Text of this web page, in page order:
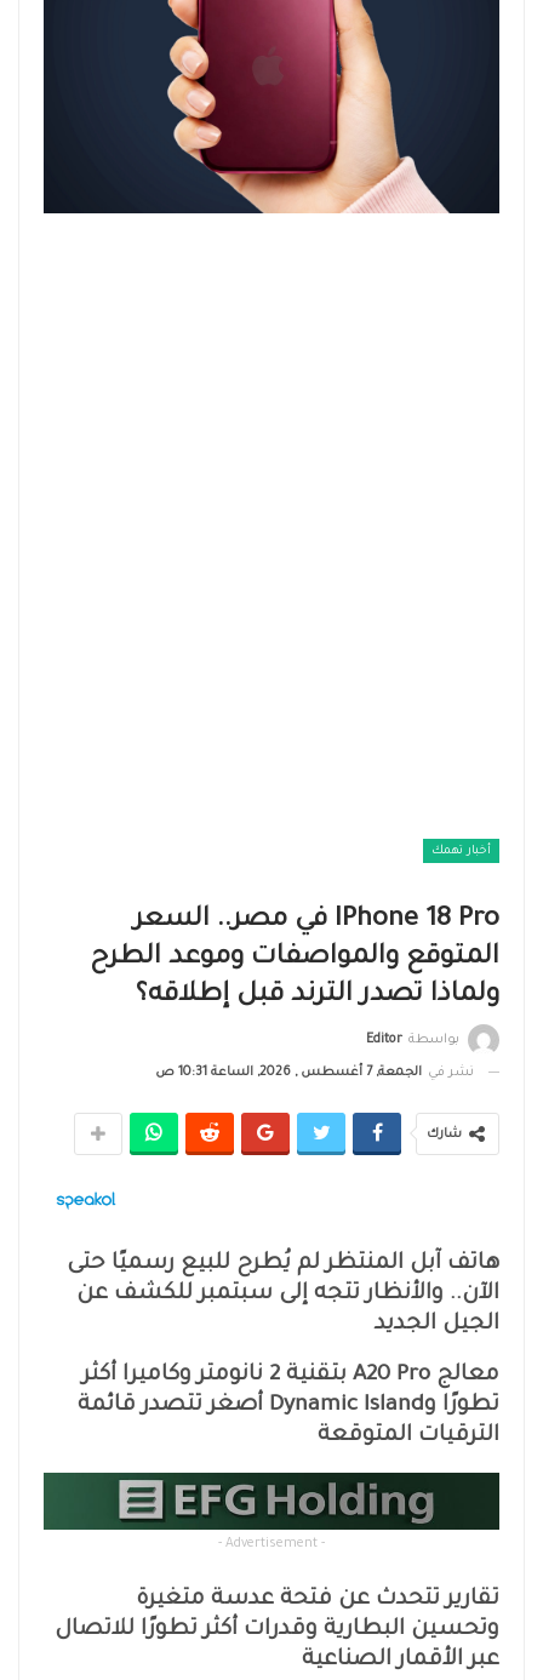
أخبار تهمك
IPhone 18 Pro في مصر.. السعر
المتوقع والمواصفات وموعد الطرح
ولماذا تصدر الترند قبل إطلاقه؟
بواسطة Editor
نشر في الجمعة, 7 أغسطس , 2026, الساعة 10:31 ص
شارك
هاتف آبل المنتظر لم يُطرح للبيع رسميًا حتى
الآن.. والأنظار تتجه إلى سبتمبر للكشف عن
الجيل الجديد
معالج A20 Pro بتقنية 2 نانومتر وكاميرا أكثر
تطورًا وDynamic Island أصغر تتصدر قائمة
الترقيات المتوقعة
- Advertisement -
تقارير تتحدث عن فتحة عدسة متغيرة
وتحسين البطارية وقدرات أكثر تطورًا للاتصال
عبر الأقمار الصناعية